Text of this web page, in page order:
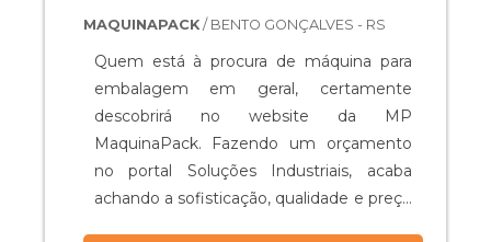
MAQUINAPACK/ BENTO GONÇALVES - RS
Quem está à procura de máquina para
embalagem em geral, certamente
descobrirá no website da MP
MaquinaPack. Fazendo um orçamento
no portal Soluções Industriais, acaba
achando a sofisticação, qualidade e preço